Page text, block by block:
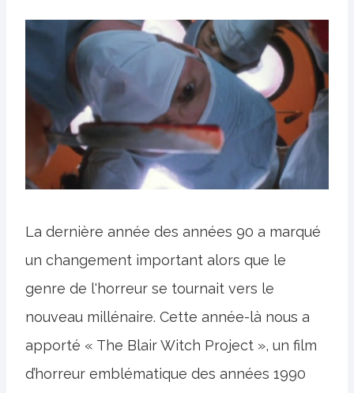
La dernière année des années 90 a marqué
un changement important alors que le
genre de l'horreur se tournait vers le
nouveau millénaire. Cette année-là nous a
apporté « The Blair Witch Project », un film
d’horreur emblématique des années 1990